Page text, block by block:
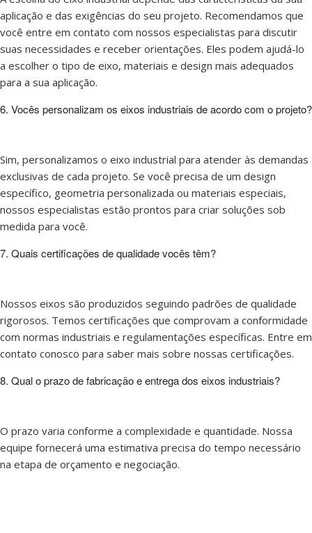
aplicação e das exigências do seu projeto. Recomendamos que
você entre em contato com nossos especialistas para discutir
suas necessidades e receber orientações. Eles podem ajudá-lo
a escolher o tipo de eixo, materiais e design mais adequados
para a sua aplicação.
6. Vocês personalizam os eixos industriais de acordo com o projeto?
Sim, personalizamos o eixo industrial para atender às demandas
exclusivas de cada projeto. Se você precisa de um design
específico, geometria personalizada ou materiais especiais,
nossos especialistas estão prontos para criar soluções sob
medida para você.
7. Quais certificações de qualidade vocês têm?
Nossos eixos são produzidos seguindo padrões de qualidade
rigorosos. Temos certificações que comprovam a conformidade
com normas industriais e regulamentações específicas. Entre em
contato conosco para saber mais sobre nossas certificações.
8. Qual o prazo de fabricação e entrega dos eixos industriais?
O prazo varia conforme a complexidade e quantidade. Nossa
equipe fornecerá uma estimativa precisa do tempo necessário
na etapa de orçamento e negociação.